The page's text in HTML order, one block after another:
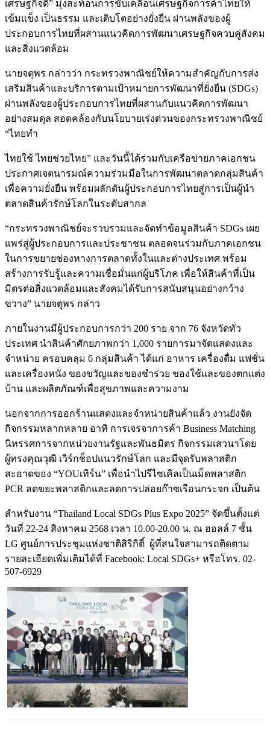
เศรษฐกิจดี” มุ่งสะท้อนการขับเคลื่อนเศรษฐกิจการค้าไทยให้
เข้มแข็ง เป็นธรรม และเติบโตอย่างยั่งยืน ผ่านพลังของผู้
ประกอบการไทยที่ผสานแนวคิดการพัฒนาเศรษฐกิจควบคู่สังคม
และสิ่งแวดล้อม
นายจตุพร กล่าวว่า กระทรวงพาณิชย์ให้ความสำคัญกับการส่ง
เสริมสินค้าและบริการตามเป้าหมายการพัฒนาที่ยั่งยืน (SDGs)
ผ่านพลังของผู้ประกอบการไทยที่ผสานกับแนวคิดการพัฒนา
อย่างสมดุล สอดคล้องกับนโยบายเร่งด่วนของกระทรวงพาณิชย์
“ไทยทำ
ไทยใช้ ไทยช่วยไทย” และวันนี้ได้ร่วมกับเครือข่ายภาคเอกชน
ประกาศเจตนารมณ์ความร่วมมือในการพัฒนาตลาดกลุ่มสินค้า
เพื่อความยั่งยืน พร้อมผลักดันผู้ประกอบการไทยสู่การเป็นผู้นำ
ตลาดสินค้ารักษ์โลกในระดับสากล
“กระทรวงพาณิชย์จะรวบรวมและจัดทำข้อมูลสินค้า SDGs เผย
แพร่สู่ผู้ประกอบการและประชาชน ตลอดจนร่วมกับภาคเอกชน
ในการขยายช่องทางการตลาดทั้งในและต่างประเทศ พร้อม
สร้างการรับรู้และความเชื่อมั่นแก่ผู้บริโภค เพื่อให้สินค้าที่เป็น
มิตรต่อสิ่งแวดล้อมและสังคมได้รับการสนับสนุนอย่างกว้าง
ขวาง” นายจตุพร กล่าว
ภายในงานมีผู้ประกอบการกว่า 200 ราย จาก 76 จังหวัดทั่ว
ประเทศ นำสินค้าศักยภาพกว่า 1,000 รายการมาจัดแสดงและ
จำหน่าย ครอบคลุม 6 กลุ่มสินค้า ได้แก่ อาหาร เครื่องดื่ม แฟชั่น
และเครื่องหนัง ของขวัญและของชำร่วย ของใช้และของตกแต่ง
บ้าน และผลิตภัณฑ์เพื่อสุขภาพและความงาม
นอกจากการออกร้านแสดงและจำหน่ายสินค้าแล้ว งานยังจัด
กิจกรรมหลากหลาย อาทิ การเจรจาการค้า Business Matching
นิทรรศการจากหน่วยงานรัฐและพันธมิตร กิจกรรมเสวนาโดย
ผู้ทรงคุณวุฒิ เวิร์กช็อปแนวรักษ์โลก และมีจุดรับพลาสติก
สะอาดของ “YOUเทิร์น” เพื่อนำไปรีไซเคิลเป็นเม็ดพลาสติก
PCR ลดขยะพลาสติกและลดการปล่อยก๊าซเรือนกระจก เป็นต้น
สำหรับงาน “Thailand Local SDGs Plus Expo 2025” จัดขึ้นตั้งแต่
วันที่ 22-24 สิงหาคม 2568 เวลา 10.00-20.00 น. ณ ฮอลล์ 7 ชั้น
LG ศูนย์การประชุมแห่งชาติสิริกิติ์ ผู้ที่สนใจสามารถติดตาม
รายละเอียดเพิ่มเติมได้ที่ Facebook: Local SDGs+ หรือโทร. 02-
507-6929